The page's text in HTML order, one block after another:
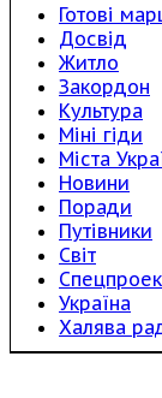
Готові
Досвід
Житло
Закордон
Культура
Міні гіди
Міста
Новини
Поради
Путівники
Світ
Україна
Халява